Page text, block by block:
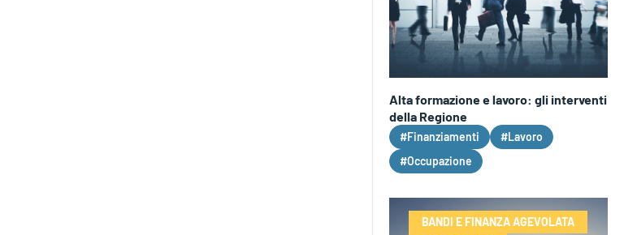
Alta formazione e lavoro: gli interventi
della Regione
#Finanziamenti
#Lavoro
#Occupazione
BANDI E FINANZA AGEVOLATA